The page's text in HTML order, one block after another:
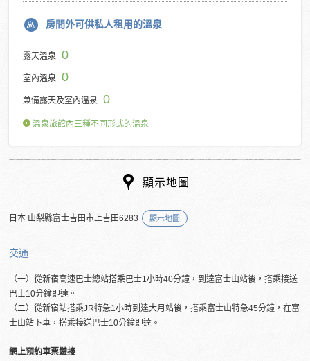
房間外可供私人租用的溫泉
露天溫泉 0
室內溫泉 0
兼備露天及室內溫泉 0
溫泉旅館內三種不同形式的溫泉
顯示地圖
日本 山梨縣富士吉田市上吉田6283 顯示地圖
交通
（一）從新宿高速巴士總站搭乘巴士1小時40分鐘，到達富士山站後，搭乘接送
巴士10分鐘即達。
（二）從新宿站搭乘JR特急1小時到達大月站後，搭乘富士山特急45分鐘，在富
士山站下車，搭乘接送巴士10分鐘即達。
網上預約車票鏈接